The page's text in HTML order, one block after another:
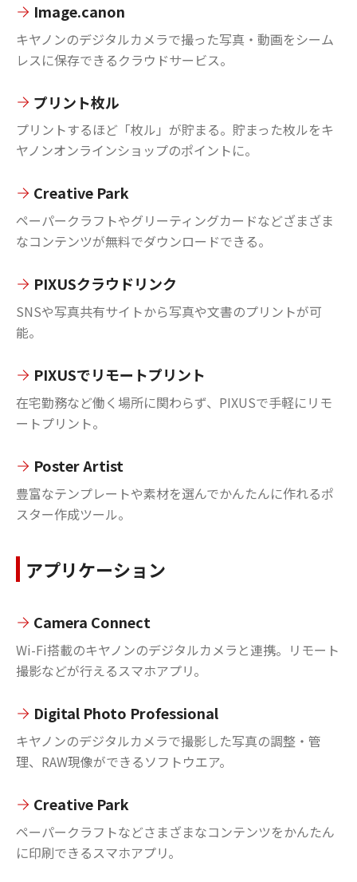
Image.canon
キヤノンのデジタルカメラで撮った写真・動画をシーム
レスに保存できるクラウドサービス。
プリント枚ル
プリントするほど「枚ル」が貯まる。貯まった枚ルをキ
ヤノンオンラインショップのポイントに。
Creative Park
ペーパークラフトやグリーティングカードなどざまざま
なコンテンツが無料でダウンロードできる。
PIXUSクラウドリンク
SNSや写真共有サイトから写真や文書のプリントが可
能。
PIXUSでリモートプリント
在宅勤務など働く場所に関わらず、PIXUSで手軽にリモ
ートプリント。
Poster Artist
豊富なテンプレートや素材を選んでかんたんに作れるポ
スター作成ツール。
アプリケーション
Camera Connect
Wi-Fi搭載のキヤノンのデジタルカメラと連携。リモート
撮影などが行えるスマホアプリ。
Digital Photo Professional
キヤノンのデジタルカメラで撮影した写真の調整・管
理、RAW現像ができるソフトウエア。
Creative Park
ペーパークラフトなどさまざまなコンテンツをかんたん
に印刷できるスマホアプリ。